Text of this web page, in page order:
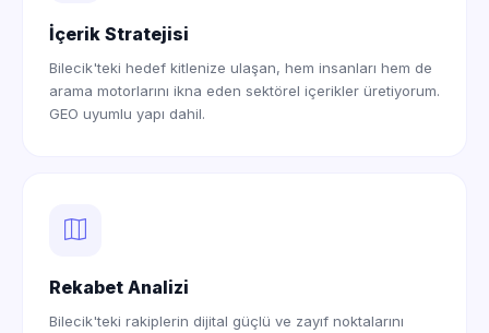
İçerik Stratejisi
Bilecik'teki hedef kitlenize ulaşan, hem insanları hem de
arama motorlarını ikna eden sektörel içerikler üretiyorum.
GEO uyumlu yapı dahil.
Rekabet Analizi
Bilecik'teki rakiplerin dijital güçlü ve zayıf noktalarını